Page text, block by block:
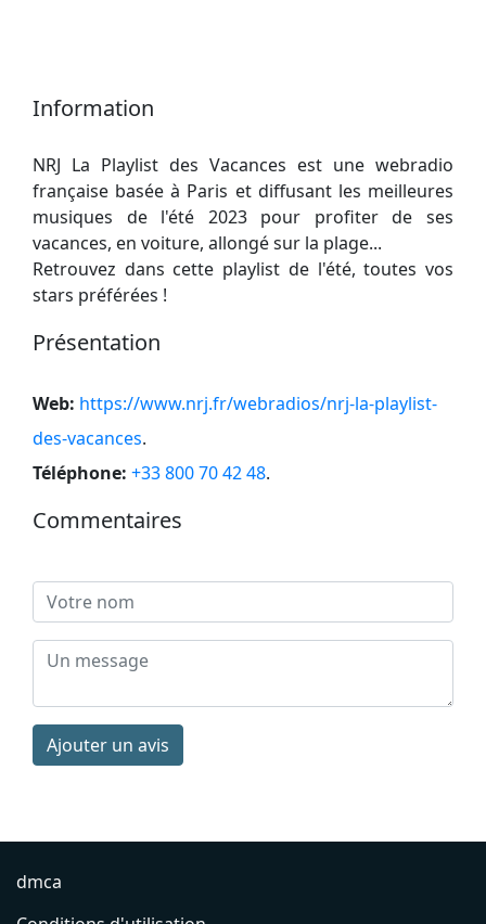
Information
NRJ La Playlist des Vacances est une webradio
française basée à Paris et diffusant les meilleures
musiques de l'été 2023 pour profiter de ses
vacances, en voiture, allongé sur la plage...
Retrouvez dans cette playlist de l'été, toutes vos
stars préférées !
Présentation
Web: https://www.nrj.fr/webradios/nrj-la-playlist-
des-vacances.
Téléphone: +33 800 70 42 48.
Commentaires
Ajouter un avis
dmca